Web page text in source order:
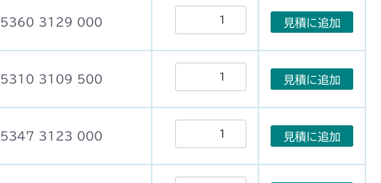
5360 3129 000 見積に追加
5310 3109 500 見積に追加
5347 3123 000 見積に追加